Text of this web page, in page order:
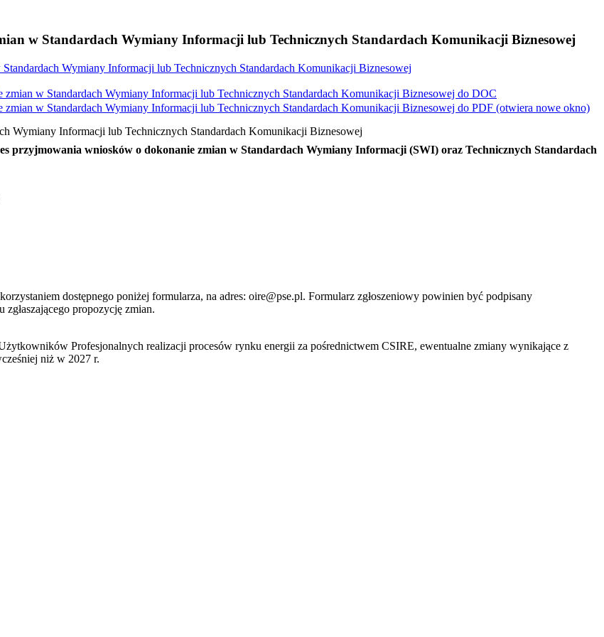
w Standardach Wymiany Informacji lub Technicznych Standardach Komunikacji Biznesowej
Wymiany Informacji lub Technicznych Standardach Komunikacji Biznesowej
w Standardach Wymiany Informacji lub Technicznych Standardach Komunikacji Biznesowej do DOC
w Standardach Wymiany Informacji lub Technicznych Standardach Komunikacji Biznesowej do PDF (otwiera nowe okno)
Wymiany Informacji lub Technicznych Standardach Komunikacji Biznesowej
wniosków o dokonanie zmian w Standardach Wymiany Informacji (SWI) oraz Technicznych Standardach
dostępnego poniżej formularza, na adres: oire@pse.pl. Formularz zgłoszeniowy powinien być podpisany
propozycję zmian.
Profesjonalnych realizacji procesów rynku energii za pośrednictwem CSIRE, ewentualne zmiany wynikające z
niż w 2027 r.